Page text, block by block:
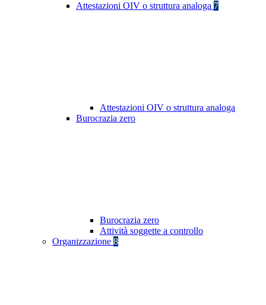
Attestazioni OIV o struttura analoga 7
Attestazioni OIV o struttura analoga
Burocrazia zero
Burocrazia zero
Attività soggette a controllo
Organizzazione 8